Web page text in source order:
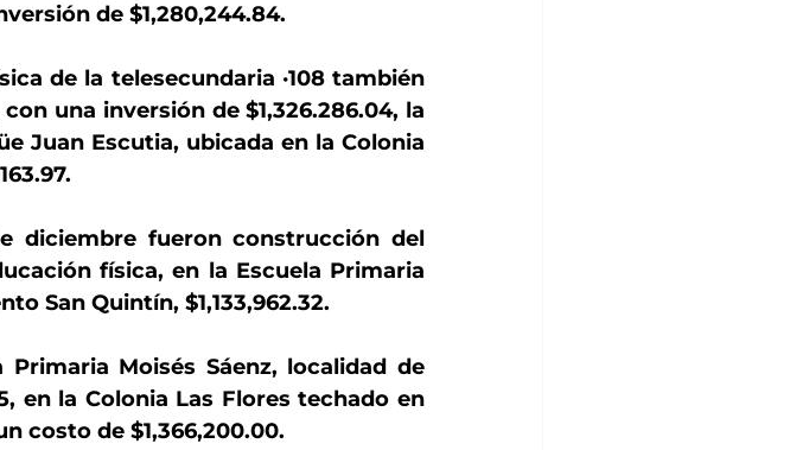
de $1,280,244.84.
de la telesecundaria ·108 también
una inversión de $1,326.286.04, la
Juan Escutia, ubicada en la Colonia
diciembre fueron construcción del
física, en la Escuela Primaria
San Quintín, $1,133,962.32.
Moisés Sáenz, localidad de
en la Colonia Las Flores techado en
costo de $1,366,200.00.